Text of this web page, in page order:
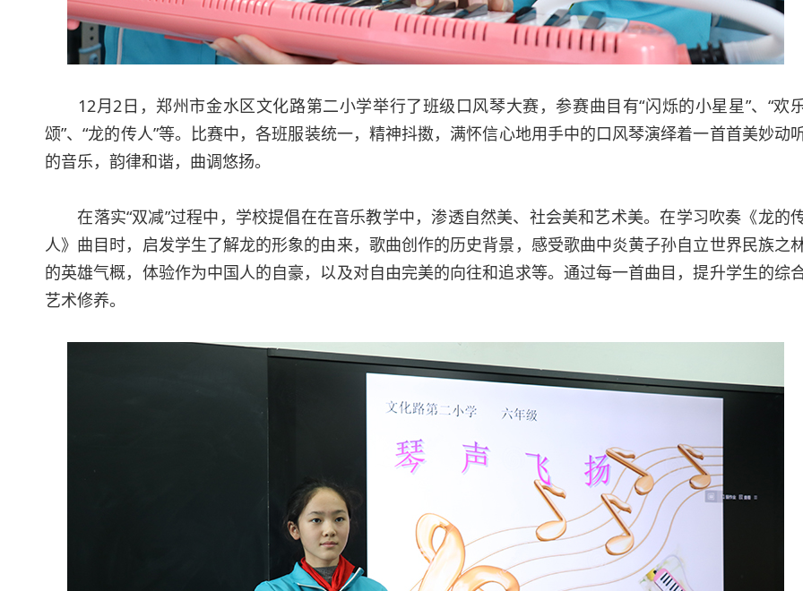
12月2日，郑州市金水区文化路第二小学举行了班级口风琴大赛，参赛曲目有“闪烁的小星星”、“欢
颂”、“龙的传人”等。比赛中，各班服装统一，精神抖擞，满怀信心地用手中的口风琴演绎着一首首美妙动
的音乐，韵律和谐，曲调悠扬。
在落实“双减”过程中，学校提倡在在音乐教学中，渗透自然美、社会美和艺术美。在学习吹奏《龙的
人》曲目时，启发学生了解龙的形象的由来，歌曲创作的历史背景，感受歌曲中炎黄子孙自立世界民族之
的英雄气概，体验作为中国人的自豪，以及对自由完美的向往和追求等。通过每一首曲目，提升学生的综
艺术修养。